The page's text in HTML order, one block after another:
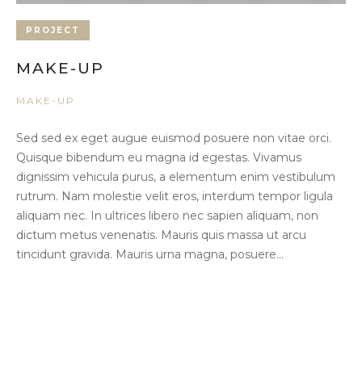
PROJECT
MAKE-UP
MAKE-UP
Sed sed ex eget augue euismod posuere non vitae orci.
Quisque bibendum eu magna id egestas. Vivamus
dignissim vehicula purus, a elementum enim vestibulum
rutrum. Nam molestie velit eros, interdum tempor ligula
aliquam nec. In ultrices libero nec sapien aliquam, non
dictum metus venenatis. Mauris quis massa ut arcu
tincidunt gravida. Mauris urna magna, posuere...